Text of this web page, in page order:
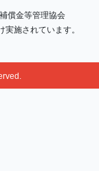
償金等管理協会
実施されています。